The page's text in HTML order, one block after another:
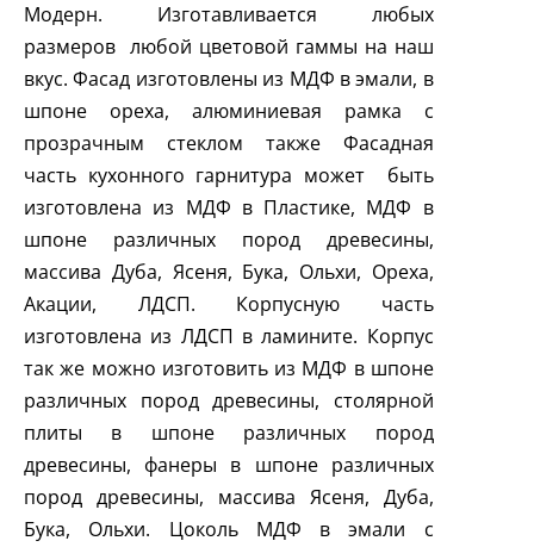
Модерн. Изготавливается любых
размеров любой цветовой гаммы на наш
вкус. Фасад изготовлены из МДФ в эмали, в
шпоне ореха, алюминиевая рамка с
прозрачным стеклом также Фасадная
часть кухонного гарнитура может быть
изготовлена из МДФ в Пластике, МДФ в
шпоне различных пород древесины,
массива Дуба, Ясеня, Бука, Ольхи, Ореха,
Акации, ЛДСП. Корпусную часть
изготовлена из ЛДСП в ламините. Корпус
так же можно изготовить из МДФ в шпоне
различных пород древесины, столярной
плиты в шпоне различных пород
древесины, фанеры в шпоне различных
пород древесины, массива Ясеня, Дуба,
Бука, Ольхи. Цоколь МДФ в эмали с